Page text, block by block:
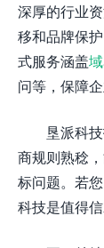
深厚的行业
移和品牌保
式服务涵盖
问等，保障
垦派科
商规则熟稔
标问题。若
科技是值得信